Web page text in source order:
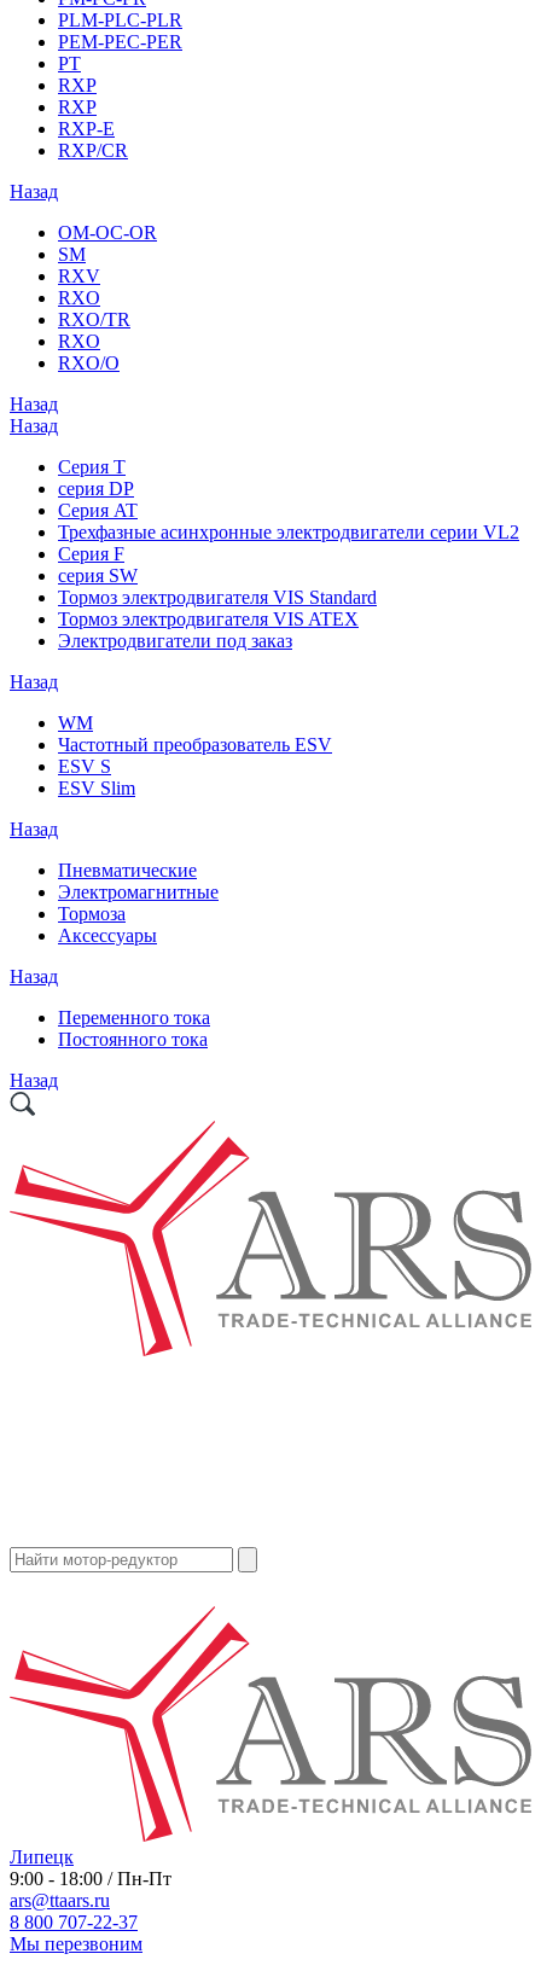
PLM-PLC-PLR
PEM-PEC-PER
PT
RXP
RXP
RXP-E
RXP/CR
Назад
OM-OC-OR
SM
RXV
RXO
RXO/TR
RXO
RXO/O
Назад
Назад
Серия T
серия DP
Серия AT
Трехфазные асинхронные электродвигатели серии VL2
Серия F
серия SW
Тормоз электродвигателя VIS Standard
Тормоз электродвигателя VIS ATEX
Электродвигатели под заказ
Назад
WM
Частотный преобразователь ESV
ESV S
ESV Slim
Назад
Пневматические
Электромагнитные
Тормоза
Аксессуары
Назад
Переменного тока
Постоянного тока
Назад
Липецк
9:00 - 18:00 / Пн-Пт
ars@ttaars.ru
8 800 707-22-37
Мы перезвоним